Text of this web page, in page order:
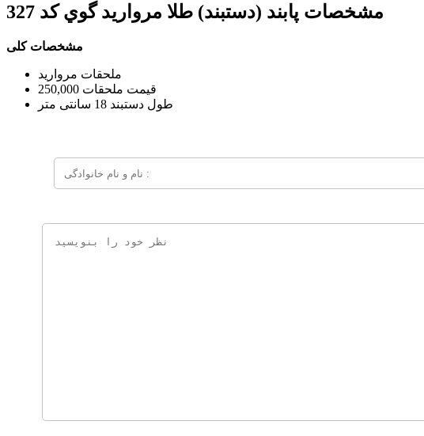
مشخصات پابند (دستبند) طلا مرواريد گوي کد 327
مشخصات کلی
ملحقات مرواريد
قیمت ملحقات 250,000
طول دستبند 18 سانتی متر